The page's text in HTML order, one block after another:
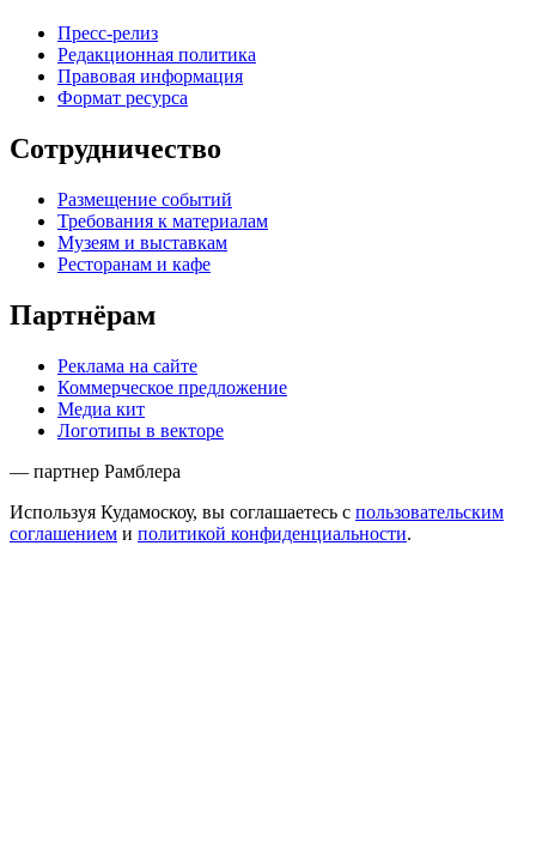
Пресс-релиз
Редакционная политика
Правовая информация
Формат ресурса
Сотрудничество
Размещение событий
Требования к материалам
Музеям и выставкам
Ресторанам и кафе
Партнёрам
Реклама на сайте
Коммерческое предложение
Медиа кит
Логотипы в векторе
— партнер Рамблера
Используя Кудамоскоу, вы соглашаетесь с пользовательским
соглашением и политикой конфиденциальности.